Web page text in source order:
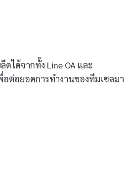
ดได้จากทั้ง Line OA และ
อต่อยอดการทำงานของทีมเซลมา